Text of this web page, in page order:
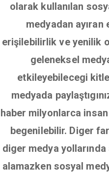
olarak kullanılan
medyadan
erişilebilirlik ve yenilik
geleneksel
etkileyebilecegi
medyada
haber milyonlarca
begenilebilir. Diger
diger medya
alamazken sosyal